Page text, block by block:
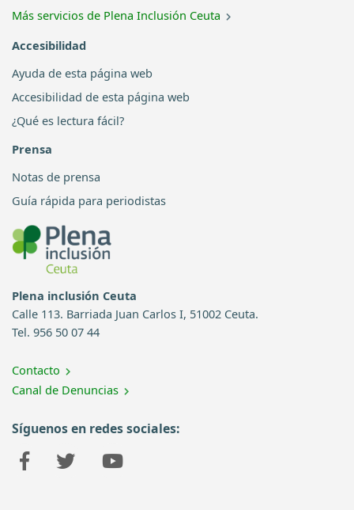
Más servicios de Plena Inclusión Ceuta
Accesibilidad
Ayuda de esta página web
Accesibilidad de esta página web
¿Qué es lectura fácil?
Prensa
Notas de prensa
Guía rápida para periodistas
Plena inclusión Ceuta
Calle 113. Barriada Juan Carlos I, 51002 Ceuta.
Tel. 956 50 07 44
Contacto
Canal de Denuncias
Síguenos en redes sociales: